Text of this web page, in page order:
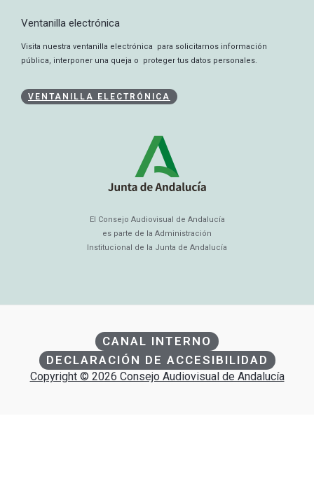
Ventanilla electrónica
Visita nuestra ventanilla electrónica para solicitarnos información
pública, interponer una queja o proteger tus datos personales.
VENTANILLA ELECTRÓNICA
El Consejo Audiovisual de Andalucía
es parte de la Administración
Institucional de la Junta de Andalucía
CANAL INTERNO
DECLARACIÓN DE ACCESIBILIDAD
Copyright © 2026 Consejo Audiovisual de Andalucía